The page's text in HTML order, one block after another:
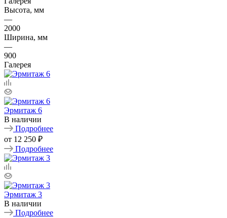
Высота, мм
—
2000
Ширина, мм
—
900
Галерея
Эрмитаж 6
В наличии
Подробнее
от 12 250 ₽
Подробнее
Эрмитаж 3
В наличии
Подробнее